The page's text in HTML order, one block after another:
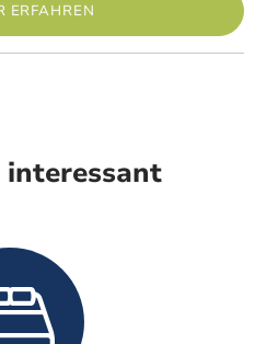
ERFAHREN